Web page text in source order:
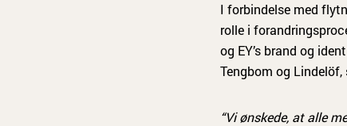
I forbindelse med
rolle i
og EY’s brand og
Tengbom og
“Vi ønskede, at alle